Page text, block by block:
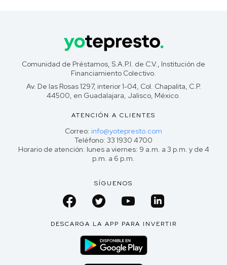
Comunidad de Préstamos, S.A.P.I. de C.V., Institución de
Financiamiento Colectivo.
Av. De las Rosas 1297, interior 1-04, Col. Chapalita, C.P.
44500, en Guadalajara, Jalisco, México.
ATENCIÓN A CLIENTES
Correo: info@yotepresto.com
Teléfono: 33 1930 4700
Horario de atención: lunes a viernes: 9 a.m. a 3 p.m. y de 4
p.m. a 6 p.m.
SÍGUENOS
DESCARGA LA APP PARA INVERTIR